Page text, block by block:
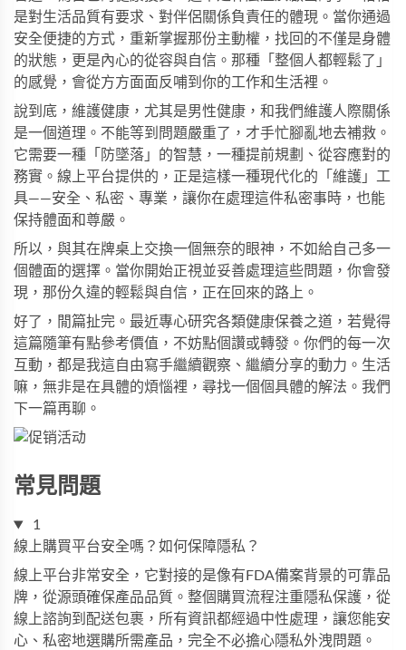
是對生活品質有要求、對伴侶關係負責任的體現。當你通過
安全便捷的方式，重新掌握那份主動權，找回的不僅是身體
的狀態，更是內心的從容與自信。那種「整個人都輕鬆了」
的感覺，會從方方面面反哺到你的工作和生活裡。
說到底，維護健康，尤其是男性健康，和我們維護人際關係
是一個道理。不能等到問題嚴重了，才手忙腳亂地去補救。
它需要一種「防墜落」的智慧，一種提前規劃、從容應對的
務實。線上平台提供的，正是這樣一種現代化的「維護」工
具——安全、私密、專業，讓你在處理這件私密事時，也能
保持體面和尊嚴。
所以，與其在牌桌上交換一個無奈的眼神，不如給自己多一
個體面的選擇。當你開始正視並妥善處理這些問題，你會發
現，那份久違的輕鬆與自信，正在回來的路上。
好了，閒篇扯完。最近專心研究各類健康保養之道，若覺得
這篇隨筆有點參考價值，不妨點個讚或轉發。你們的每一次
互動，都是我這自由寫手繼續觀察、繼續分享的動力。生活
嘛，無非是在具體的煩惱裡，尋找一個個具體的解法。我們
下一篇再聊。
常見問題
1
線上購買平台安全嗎？如何保障隱私？
線上平台非常安全，它對接的是像有FDA備案背景的可靠品
牌，從源頭確保產品品質。整個購買流程注重隱私保護，從
線上諮詢到配送包裹，所有資訊都經過中性處理，讓您能安
心、私密地選購所需產品，完全不必擔心隱私外洩問題。